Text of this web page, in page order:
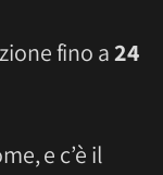
fino a24
e c’è il